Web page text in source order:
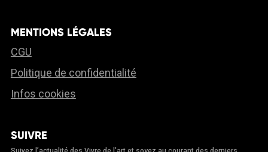
MENTIONS LÉGALES
CGU
Politique de confidentialité
Infos cookies
SUIVRE